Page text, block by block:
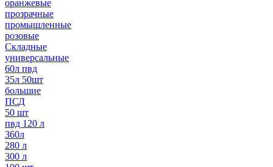
оранжевые
прозрачные
промышленные
розовые
Складные
универсальные
60л пвд
35л 50шт
большие
ПСД
50 шт
пвд 120 л
360л
280 л
300 л